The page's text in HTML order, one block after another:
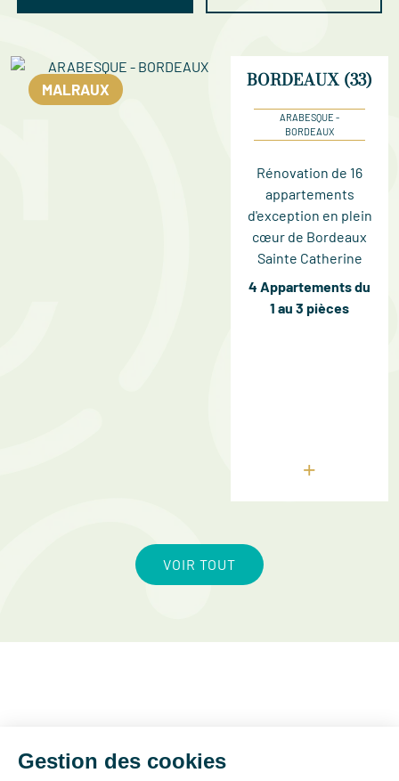
MALRAUX BORDEAUX (33)
ARABESQUE -
BORDEAUX
Rénovation de 16
appartements
d'exception en plein
cœur de Bordeaux
Sainte Catherine
4 Appartements du
1 au 3 pièces
+
VOIR TOUT
Prix d’un appel local